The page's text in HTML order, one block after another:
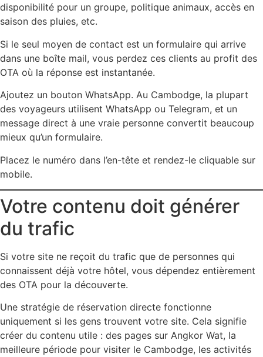
disponibilité pour un groupe, politique animaux, accès en
saison des pluies, etc.
Si le seul moyen de contact est un formulaire qui arrive
dans une boîte mail, vous perdez ces clients au profit des
OTA où la réponse est instantanée.
Ajoutez un bouton WhatsApp. Au Cambodge, la plupart
des voyageurs utilisent WhatsApp ou Telegram, et un
message direct à une vraie personne convertit beaucoup
mieux qu’un formulaire.
Placez le numéro dans l’en-tête et rendez-le cliquable sur
mobile.
Votre contenu doit générer
du trafic
Si votre site ne reçoit du trafic que de personnes qui
connaissent déjà votre hôtel, vous dépendez entièrement
des OTA pour la découverte.
Une stratégie de réservation directe fonctionne
uniquement si les gens trouvent votre site. Cela signifie
créer du contenu utile : des pages sur Angkor Wat, la
meilleure période pour visiter le Cambodge, les activités